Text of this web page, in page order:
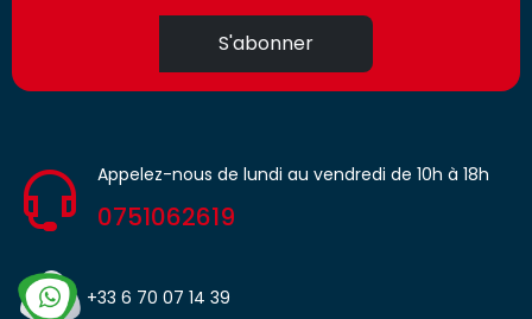
S'abonner
Appelez-nous de lundi au vendredi de 10h à 18h
0751062619
+33 6 70 07 14 39